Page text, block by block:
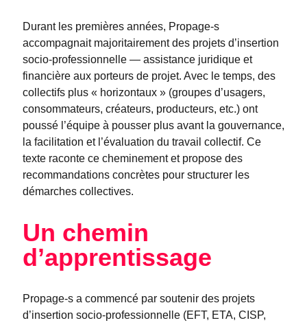
Durant les premières années, Propage-s
accompagnait majoritairement des projets d’insertion
socio-professionnelle — assistance juridique et
financière aux porteurs de projet. Avec le temps, des
collectifs plus « horizontaux » (groupes d’usagers,
consommateurs, créateurs, producteurs, etc.) ont
poussé l’équipe à pousser plus avant la gouvernance,
la facilitation et l’évaluation du travail collectif. Ce
texte raconte ce cheminement et propose des
recommandations concrètes pour structurer les
démarches collectives.
Un chemin
d’apprentissage
Propage-s a commencé par soutenir des projets
d’insertion socio-professionnelle (EFT, ETA, CISP,